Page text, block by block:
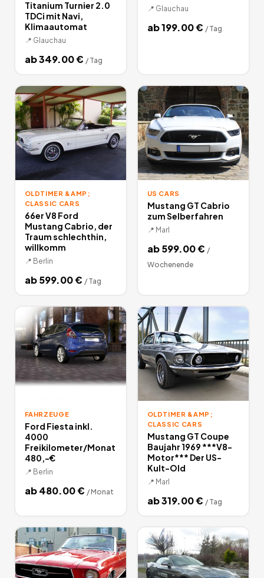
Titanium Turnier 2.0
TDCi mit Navi,
Klimaautomat
📍 Glauchau
ab349.00€ / Tag
📍 Glauchau
ab199.00€ / Tag
OLDTIMER &AMP;
CLASSIC CARS
66er V8 Ford
Mustang Cabrio, der
Traum schlechthin,
willkomm
📍 Berlin
ab599.00€ / Tag
US CARS
Mustang GT Cabrio
zum Selberfahren
📍 Marl
ab599.00€ /
Wochenende
FAHRZEUGE
Ford Fiesta inkl.
4000
Freikilometer/Monat
480,-€
📍 Berlin
ab480.00€ /Monat
OLDTIMER &AMP;
CLASSIC CARS
Mustang GT Coupe
Baujahr 1969 ***V8-
Motor*** Der US-
Kult-Old
📍 Marl
ab319.00€ / Tag